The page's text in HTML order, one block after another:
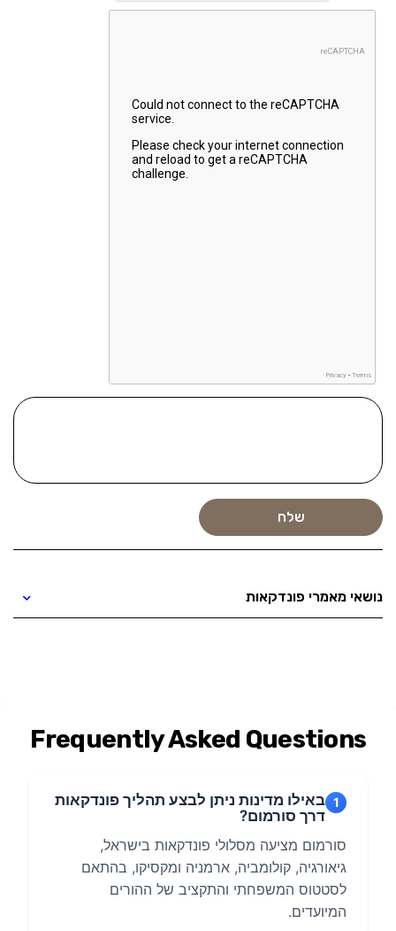
נושאי מאמרי פונדקאות
Frequently Asked Questions
1 באילו מדינות ניתן לבצע תהליך פונדקאות
דרך סורמום?
סורמום מציעה מסלולי פונדקאות בישראל,
גיאורגיה, קולומביה, ארמניה ומקסיקו, בהתאם
לסטטוס המשפחתי והתקציב של ההורים
המיועדים.